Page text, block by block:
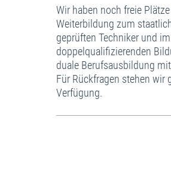
Wir haben noch freie
Weiterbildung zum
geprüften Techniker und im
doppelqualifizierenden
duale Berufsausbildung
Für Rückfragen stehen wir
Verfügung.